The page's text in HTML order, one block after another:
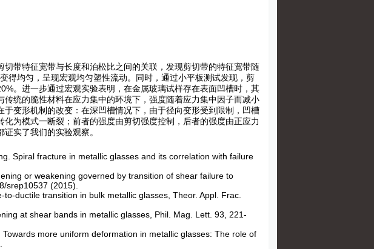
带特征宽带与长度和泊松比之间的关联，发现剪切带的特征宽带随
得均匀，呈现宏观均匀塑性流动。同时，通过小平板测试发现，剪
。进一步通过宏观实验表明，在金属玻璃试样存在表面凹槽时，其
统的脆性材料在应力集中的环境下，强度随着应力集中因子而减小
变形机制的改变：在深凹槽情况下，由于径向变形受到限制，凹槽
为模式一断裂；前者的强度由剪切强度控制，后者的强度由正应力
实了我们的实验观察。
Spiral fracture in metallic glasses and its correlation with failure
or weakening governed by transition of shear failure to
srep10537 (2015).
ductile transition in bulk metallic glasses, Theor. Appl. Frac.
at shear bands in metallic glasses, Phil. Mag. Lett. 93, 221-
more uniform deformation in metallic glasses: The role of